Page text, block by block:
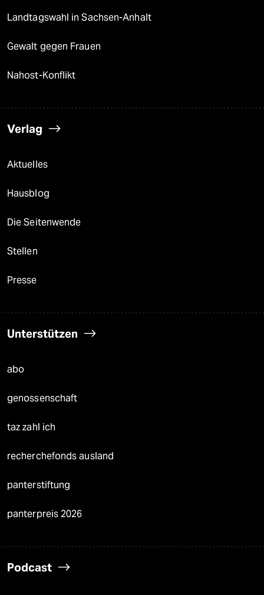
Landtagswahl in Sachsen-Anhalt
Gewalt gegen Frauen
Nahost-Konflikt
Verlag
Aktuelles
Hausblog
Die Seitenwende
Stellen
Presse
Unterstützen
abo
genossenschaft
taz zahl ich
recherchefonds ausland
panterstiftung
panterpreis 2026
Podcast